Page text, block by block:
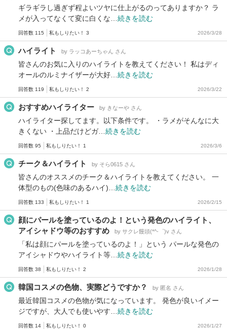
ギラギラし過ぎず程よいツヤに仕上がるのってありますか？ ラ
メが入ってなくて変に白くな… 続きを読む
回答数 115 私もしりたい！ 3 2026/3/28
ハイライト by ラッコあーちゃん さん
皆さんのお気に入りのハイライトを教えてください！ 私はディ
オールのルミナイザーが大好… 続きを読む
回答数 119 私もしりたい！ 2 2026/3/22
おすすめハイライター by きなーや さん
ハイライター探してます。以下条件です。 ・ラメがそんなに大
きくない ・上品だけどガ… 続きを読む
回答数 95 私もしりたい！ 1 2026/3/6
チーク＆ハイライト by そら0615 さん
皆さんのオススメのチーク＆ハイライトを教えてください。 一
体型のもの(色味のあるハイ)… 続きを読む
回答数 133 私もしりたい！ 1 2026/2/15
顔にパールを塗っているのよ！という発色のハイライト、
アイシャドウ等のおすすめ
by サクレ饅頭(*^-゜)v さん
「私は顔にパールを塗っているのよ！」という パールな発色の
アイシャドウやハイライト等… 続きを読む
回答数 38 私もしりたい！ 2 2026/1/28
韓国コスメの色物、実際どうですか？ by 匿名 さん
最近韓国コスメの色物が気になっています。 発色が良いイメー
ジですが、大人でも使いやす… 続きを読む
回答数 14 私もしりたい！ 0 2026/1/27